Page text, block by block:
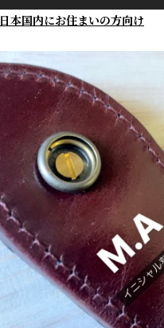
日本国内にお住まいの方向け